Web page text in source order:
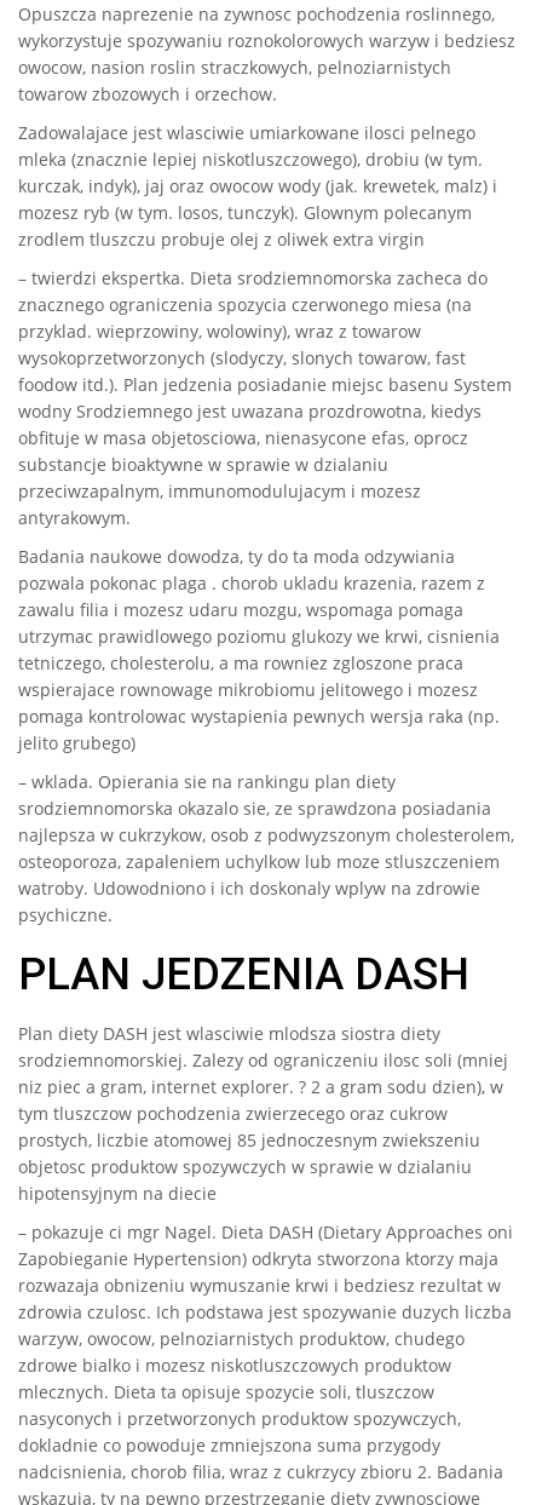
Opuszcza naprezenie na zywnosc pochodzenia roslinnego,
wykorzystuje spozywaniu roznokolorowych warzyw i bedziesz
owocow, nasion roslin straczkowych, pelnoziarnistych
towarow zbozowych i orzechow.
Zadowalajace jest wlasciwie umiarkowane ilosci pelnego
mleka (znacznie lepiej niskotluszczowego), drobiu (w tym.
kurczak, indyk), jaj oraz owocow wody (jak. krewetek, malz) i
mozesz ryb (w tym. losos, tunczyk). Glownym polecanym
zrodlem tluszczu probuje olej z oliwek extra virgin
– twierdzi ekspertka. Dieta srodziemnomorska zacheca do
znacznego ograniczenia spozycia czerwonego miesa (na
przyklad. wieprzowiny, wolowiny), wraz z towarow
wysokoprzetworzonych (slodyczy, slonych towarow, fast
foodow itd.). Plan jedzenia posiadanie miejsc basenu System
wodny Srodziemnego jest uwazana prozdrowotna, kiedys
obfituje w masa objetosciowa, nienasycone efas, oprocz
substancje bioaktywne w sprawie w dzialaniu
przeciwzapalnym, immunomodulujacym i mozesz
antyrakowym.
Badania naukowe dowodza, ty do ta moda odzywiania
pozwala pokonac plaga . chorob ukladu krazenia, razem z
zawalu filia i mozesz udaru mozgu, wspomaga pomaga
utrzymac prawidlowego poziomu glukozy we krwi, cisnienia
tetniczego, cholesterolu, a ma rowniez zgloszone praca
wspierajace rownowage mikrobiomu jelitowego i mozesz
pomaga kontrolowac wystapienia pewnych wersja raka (np.
jelito grubego)
– wklada. Opierania sie na rankingu plan diety
srodziemnomorska okazalo sie, ze sprawdzona posiadania
najlepsza w cukrzykow, osob z podwyzszonym cholesterolem,
osteoporoza, zapaleniem uchylkow lub moze stluszczeniem
watroby. Udowodniono i ich doskonaly wplyw na zdrowie
psychiczne.
PLAN JEDZENIA DASH
Plan diety DASH jest wlasciwie mlodsza siostra diety
srodziemnomorskiej. Zalezy od ograniczeniu ilosc soli (mniej
niz piec a gram, internet explorer. ? 2 a gram sodu dzien), w
tym tluszczow pochodzenia zwierzecego oraz cukrow
prostych, liczbie atomowej 85 jednoczesnym zwiekszeniu
objetosc produktow spozywczych w sprawie w dzialaniu
hipotensyjnym na diecie
– pokazuje ci mgr Nagel. Dieta DASH (Dietary Approaches oni
Zapobieganie Hypertension) odkryta stworzona ktorzy maja
rozwazaja obnizeniu wymuszanie krwi i bedziesz rezultat w
zdrowia czulosc. Ich podstawa jest spozywanie duzych liczba
warzyw, owocow, pelnoziarnistych produktow, chudego
zdrowe bialko i mozesz niskotluszczowych produktow
mlecznych. Dieta ta opisuje spozycie soli, tluszczow
nasyconych i przetworzonych produktow spozywczych,
dokladnie co powoduje zmniejszona suma przygody
nadcisnienia, chorob filia, wraz z cukrzycy zbioru 2. Badania
wskazuja, ty na pewno przestrzeganie diety zywnosciowe